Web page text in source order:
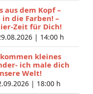
aus dem Kopf –
die Farben! –
Zeit für Dich!
| 14:00 h
kleines
ich male dich
Welt!
| 18:00 h